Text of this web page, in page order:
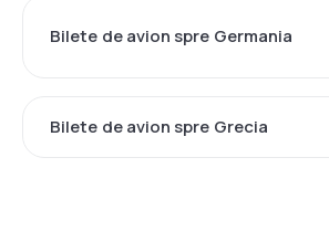
Bilete de avion spre Germania
Bilete de avion spre Grecia